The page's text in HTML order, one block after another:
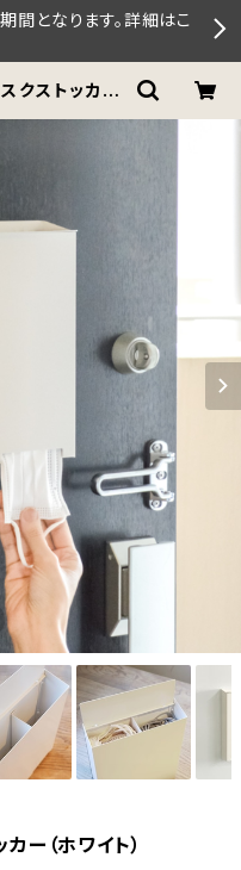
となります。詳細はこ
クストッカー
ストア
ー（ホワイト）